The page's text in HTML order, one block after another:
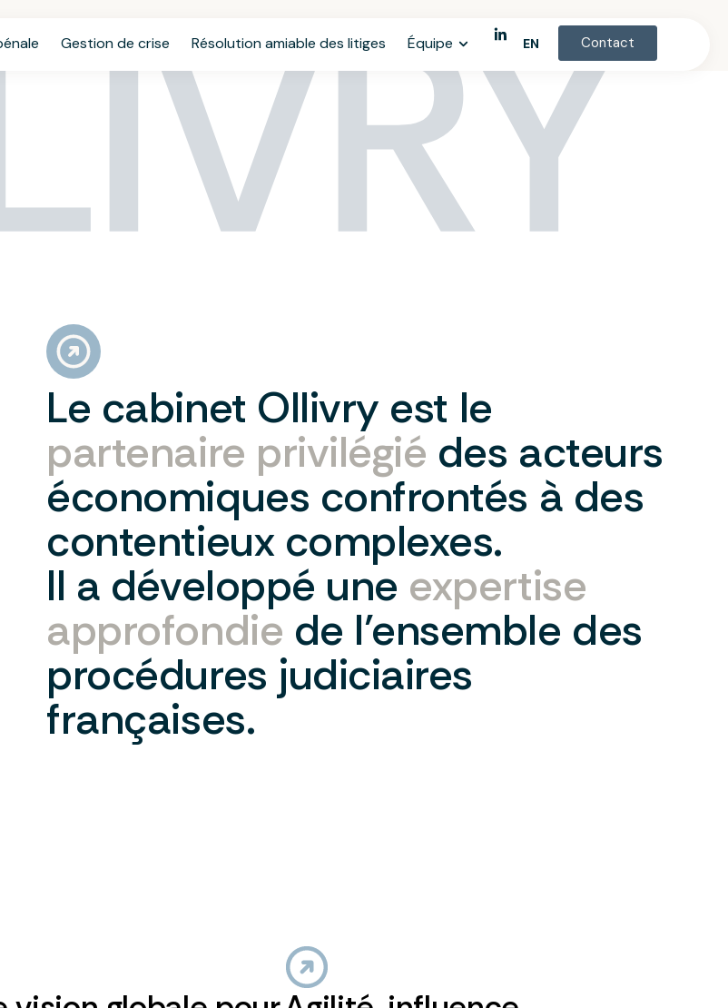
Gestion de crise Résolution amiable des litiges Équipe EN Contact
Le cabinet Ollivry est le
partenaire privilégié des acteurs
économiques confrontés à des
contentieux complexes.
Il a développé une expertise
approfondie de l’ensemble des
procédures judiciaires
françaises.